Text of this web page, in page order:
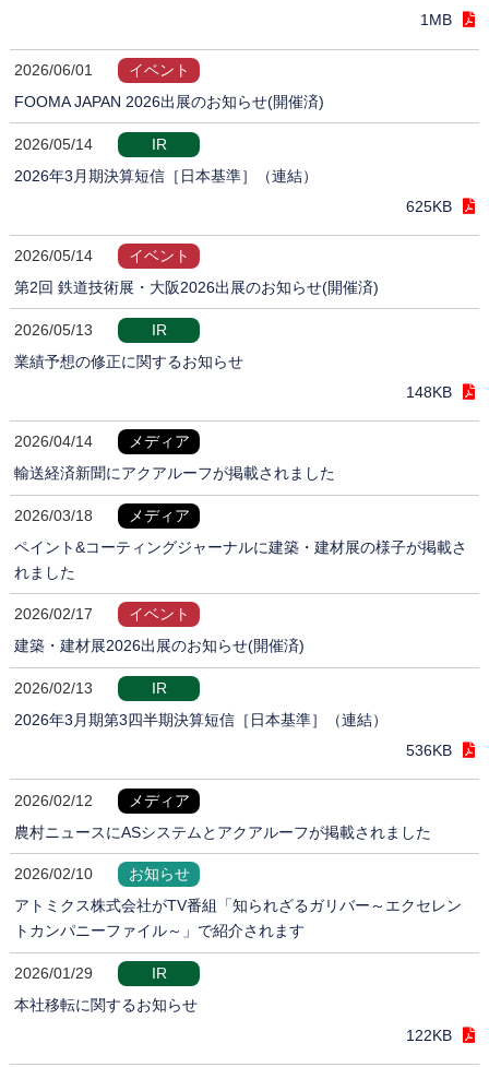
1MB
2026/06/01
イベント
FOOMA JAPAN 2026出展のお知らせ(開催済)
2026/05/14
IR
2026年3月期決算短信［日本基準］（連結）
625KB
2026/05/14
イベント
第2回 鉄道技術展・大阪2026出展のお知らせ(開催済)
2026/05/13
IR
業績予想の修正に関するお知らせ
148KB
2026/04/14
メディア
輸送経済新聞にアクアルーフが掲載されました
2026/03/18
メディア
ペイント&コーティングジャーナルに建築・建材展の様子が掲載さ
れました
2026/02/17
イベント
建築・建材展2026出展のお知らせ(開催済)
2026/02/13
IR
2026年3月期第3四半期決算短信［日本基準］（連結）
536KB
2026/02/12
メディア
農村ニュースにASシステムとアクアルーフが掲載されました
2026/02/10
お知らせ
アトミクス株式会社がTV番組「知られざるガリバー～エクセレン
トカンパニーファイル～」で紹介されます
2026/01/29
IR
本社移転に関するお知らせ
122KB